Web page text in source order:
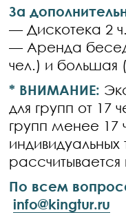
За
— Дискотека 2 ч.
— Аренда
чел.) и большая
* ВНИМАНИЕ:
для групп от 17
групп менее 17
индивидуальных
рассчитывается
По всем
info@kingtur.ru